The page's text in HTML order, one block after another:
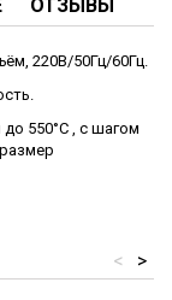
ОТЗЫВЫ
220В/50Гц/60Гц.
550°C , с шагом
>
<